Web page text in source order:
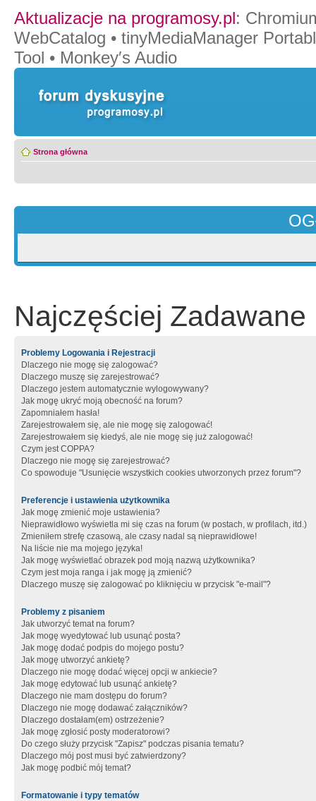
Aktualizacje na programosy.pl:
WebCatalog • tinyMediaManager
Tool • Monkey′s Audio
Strona główna
Najczęściej Zadawane
Problemy Logowania i Rejestracji
Dlaczego nie mogę się zalogować?
Dlaczego muszę się zarejestrować?
Dlaczego jestem automatycznie wylogowywany?
Jak mogę ukryć moją obecność na forum?
Zapomniałem hasła!
Zarejestrowałem się, ale nie mogę się zalogować!
Zarejestrowałem się kiedyś, ale nie mogę się już zalogować!
Czym jest COPPA?
Dlaczego nie mogę się zarejestrować?
Co spowoduje "Usunięcie wszystkich cookies utworzonych przez forum"?
Preferencje i ustawienia użytkownika
Jak mogę zmienić moje ustawienia?
Nieprawidłowo wyświetla mi się czas na forum (w postach, w profilach, itd.)
Zmieniłem strefę czasową, ale czasy nadal są nieprawidłowe!
Na liście nie ma mojego języka!
Jak mogę wyświetlać obrazek pod moją nazwą użytkownika?
Czym jest moja ranga i jak mogę ją zmienić?
Dlaczego muszę się zalogować po kliknięciu w przycisk "e-mail"?
Problemy z pisaniem
Jak utworzyć temat na forum?
Jak mogę wyedytować lub usunąć posta?
Jak mogę dodać podpis do mojego postu?
Jak mogę utworzyć ankietę?
Dlaczego nie mogę dodać więcej opcji w ankiecie?
Jak mogę edytować lub usunąć ankietę?
Dlaczego nie mam dostępu do forum?
Dlaczego nie mogę dodawać załączników?
Dlaczego dostałam(em) ostrzeżenie?
Jak mogę zgłosić posty moderatorowi?
Do czego służy przycisk "Zapisz" podczas pisania tematu?
Dlaczego mój post musi być zatwierdzony?
Jak mogę podbić mój temat?
Formatowanie i typy tematów